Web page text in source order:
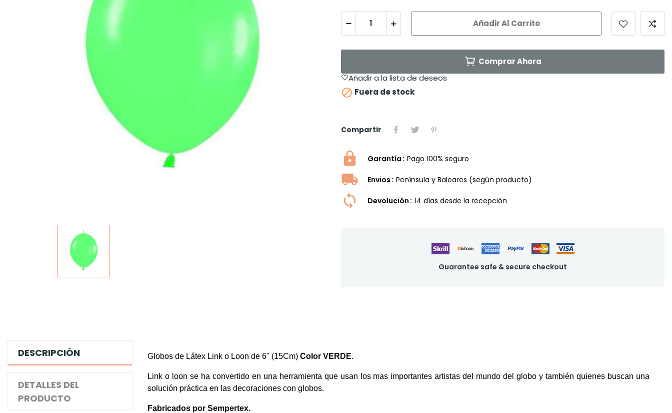
Añadir Al Carrito
Comprar Ahora
Añadir a la lista de deseos
 Fuera de stock
Compartir
Garantía Pago 100% seguro
Envios Península y Baleares (según producto)
Devolución 14 dí­as desde la recepción
Guarantee safe & secure checkout
DESCRIPCIÓN
DETALLES DEL
PRODUCTO
Globos de Látex Link o Loon de 6" (15Cm) Color VERDE.
Link o loon se ha convertido en una herramienta que usan los mas importantes artistas del mundo del globo y también quienes buscan una
solución práctica en las decoraciones con globos.
Fabricados por Sempertex.